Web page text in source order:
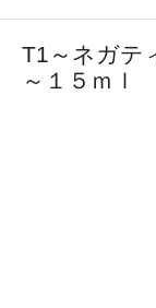
T1～ネガテ
～１５ｍｌ